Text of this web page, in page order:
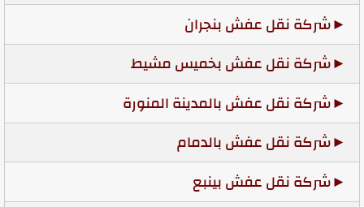
شركة نقل عفش بنجران
شركة نقل عفش بخميس مشيط
شركة نقل عفش بالمدينة المنورة
شركة نقل عفش بالدمام
شركة نقل عفش بينبع